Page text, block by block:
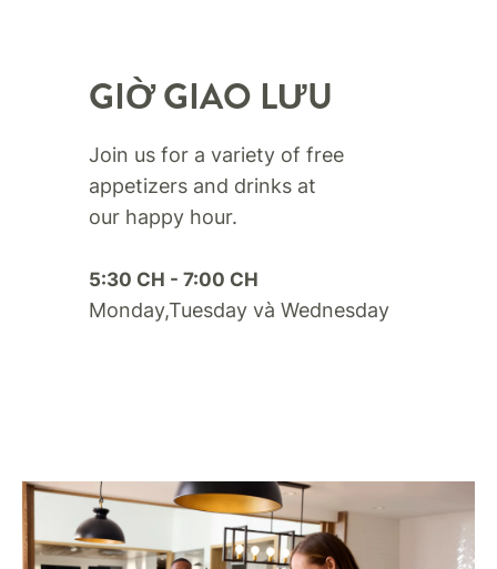
GIỜ GIAO LƯU
Join us for a variety of free
appetizers and drinks at
our happy hour.​
5:30 CH - 7:00 CH
Monday,Tuesday và Wednesday